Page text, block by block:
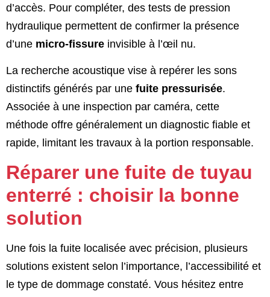
d’accès. Pour compléter, des tests de pression
hydraulique permettent de confirmer la présence
d’une micro-fissure invisible à l’œil nu.
La recherche acoustique vise à repérer les sons
distinctifs générés par une fuite pressurisée.
Associée à une inspection par caméra, cette
méthode offre généralement un diagnostic fiable et
rapide, limitant les travaux à la portion responsable.
Réparer une fuite de tuyau
enterré : choisir la bonne
solution
Une fois la fuite localisée avec précision, plusieurs
solutions existent selon l’importance, l’accessibilité et
le type de dommage constaté. Vous hésitez entre